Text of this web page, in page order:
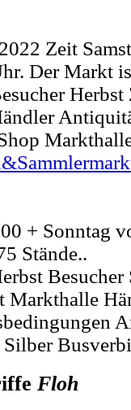
Zeit
Der Markt
+ Sonntag
Stände..
Besucher
Markthalle
Floh